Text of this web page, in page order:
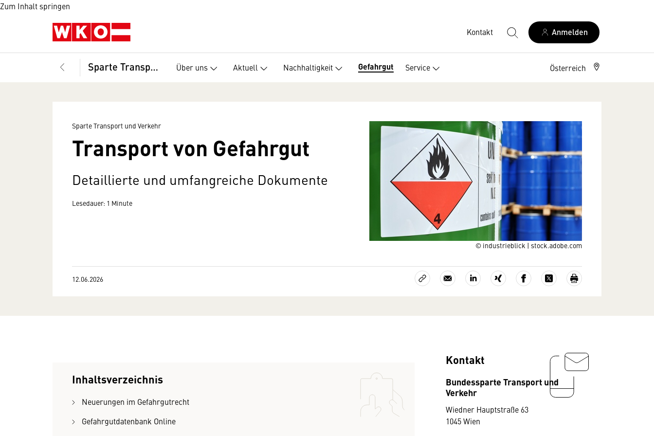
Zum Inhalt springen
Kontakt Anmelden
Sparte Transport und Verkehr Über uns Aktuell Nachhaltigkeit Gefahrgut Service Österreich
© industrieblick | stock.adobe.com
Sparte Transport und Verkehr
Transport von Gefahrgut
Detaillierte und umfangreiche Dokumente
Lesedauer: 1 Minute
12.06.2026
Inhaltsverzeichnis
Neuerungen im Gefahrgutrecht
Gefahrgutdatenbank Online
Kontakt
Bundessparte Transport und
Verkehr
Wiedner Hauptstraße 63
1045 Wien